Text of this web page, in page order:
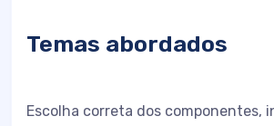
Temas abordados
Escolha correta dos componentes,